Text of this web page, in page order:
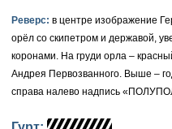
Памятные и
Сибирские монеты
Для Молдавии и
Таврические монеты
Серебро
Медь
Для Пруссии
Ливонезы
Анна Иоанновна (1730-
Петр II (1727-1730)
Екатерина I (1725-1727)
Петр I (1682-1725)
Реверс: в центре изображение
орёл со скипетром и державой,
коронами. На груди орла –
Андрея Первозванного. Выше –
справа налево надпись